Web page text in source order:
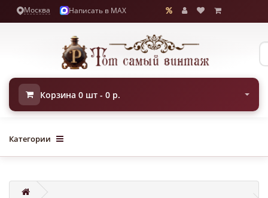
Москва Написать в MAX
Корзина 0 шт - 0 р.
Категории